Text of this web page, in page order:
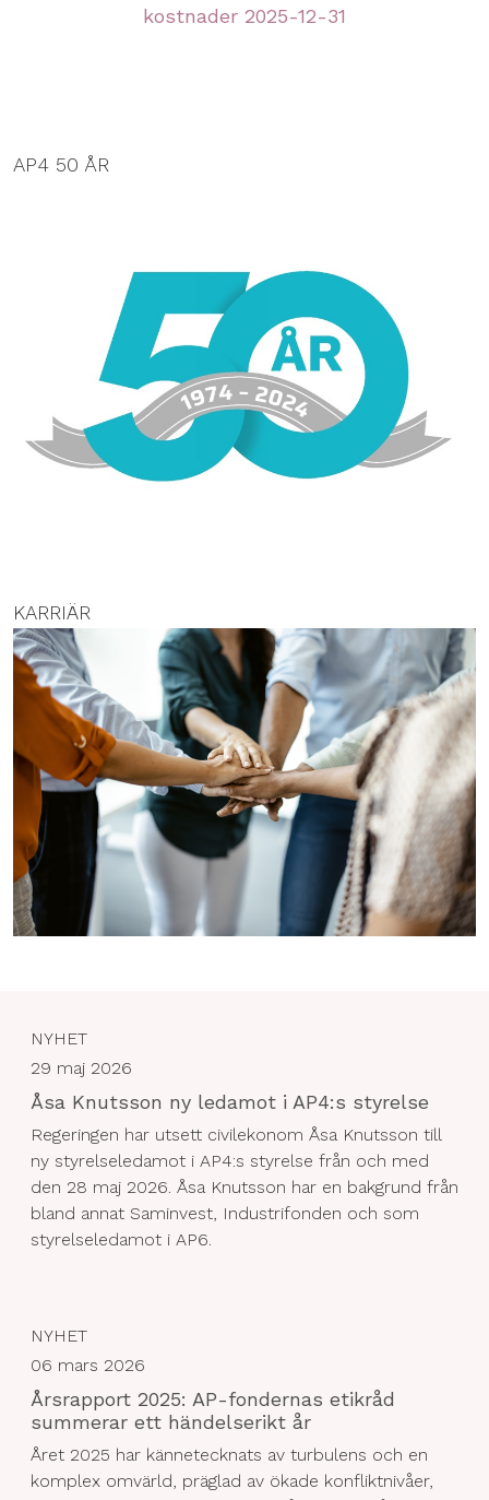
kostnader 2025-12-31
AP4 50 ÅR
KARRIÄR
NYHET
29 maj 2026
Åsa Knutsson ny ledamot i AP4:s styrelse
Regeringen har utsett civilekonom Åsa Knutsson till
ny styrelseledamot i AP4:s styrelse från och med
den 28 maj 2026. Åsa Knutsson har en bakgrund från
bland annat Saminvest, Industrifonden och som
styrelseledamot i AP6.
NYHET
06 mars 2026
Årsrapport 2025: AP-fondernas etikråd
summerar ett händelserikt år
Året 2025 har kännetecknats av turbulens och en
komplex omvärld, präglad av ökade konfliktnivåer,